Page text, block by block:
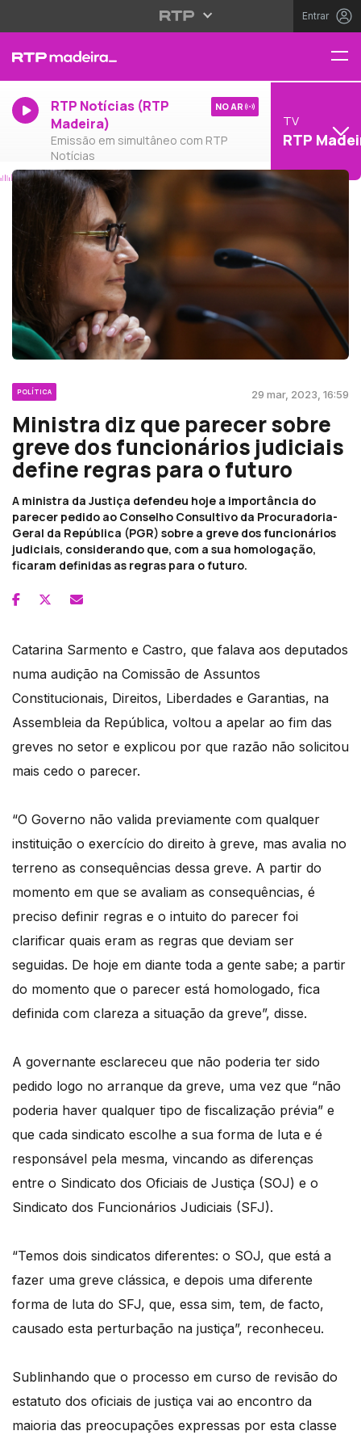
Entrar
RTP Notícias (RTP
Madeira)
Emissão em simultâneo com RTP
Notícias
NO AR
TV
RTP
POLÍTICA 29 mar, 2023, 16:59
Ministra diz que parecer sobre
greve dos funcionários judiciais
define regras para o futuro
A ministra da Justiça defendeu hoje a importância do
parecer pedido ao Conselho Consultivo da Procuradoria-
Geral da República (PGR) sobre a greve dos funcionários
judiciais, considerando que, com a sua homologação,
ficaram definidas as regras para o futuro.
Catarina Sarmento e Castro, que falava aos deputados
numa audição na Comissão de Assuntos
Constitucionais, Direitos, Liberdades e Garantias, na
Assembleia da República, voltou a apelar ao fim das
greves no setor e explicou por que razão não solicitou
mais cedo o parecer.
“O Governo não valida previamente com qualquer
instituição o exercício do direito à greve, mas avalia no
terreno as consequências dessa greve. A partir do
momento em que se avaliam as consequências, é
preciso definir regras e o intuito do parecer foi
clarificar quais eram as regras que deviam ser
seguidas. De hoje em diante toda a gente sabe; a partir
do momento que o parecer está homologado, fica
definida com clareza a situação da greve”, disse.
A governante esclareceu que não poderia ter sido
pedido logo no arranque da greve, uma vez que “não
poderia haver qualquer tipo de fiscalização prévia” e
que cada sindicato escolhe a sua forma de luta e é
responsável pela mesma, vincando as diferenças
entre o Sindicato dos Oficiais de Justiça (SOJ) e o
Sindicato dos Funcionários Judiciais (SFJ).
“Temos dois sindicatos diferentes: o SOJ, que está a
fazer uma greve clássica, e depois uma diferente
forma de luta do SFJ, que, essa sim, tem, de facto,
causado esta perturbação na justiça”, reconheceu.
Sublinhando que o processo em curso de revisão do
estatuto dos oficiais de justiça vai ao encontro da
maioria das preocupações expressas por esta classe